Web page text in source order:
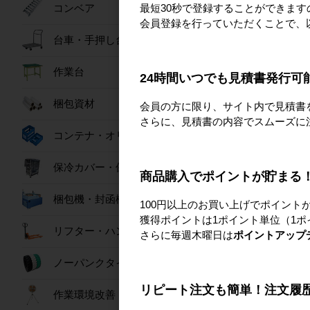
1.奥行が長く、
6輪台車は通常の台
2.使い方も簡単!
足元にブレーキ機
3.中間棚を設置
専用の中間棚を設
中間棚を使わない
コンベア
台車・手押し台車
作業台
梱包資材
コンテナ・オリコン
保冷カバー・保冷ボックス
梱包機・封函機
リフター・ハンドパレット
ノーパンクタイヤ
作業環境改善
最短30秒で登録することができま
会員登録を行っていただくことで
24時間いつでも見積書発行可
会員の方に限り、サイト内で見積
さらに、見積書の内容でスムーズ
商品購入でポイントが貯まる
100円以上のお買い上げでポイント
獲得ポイントは1ポイント単位（1
さらに毎週木曜日はポイントアップ
リピート注文も簡単！注文履